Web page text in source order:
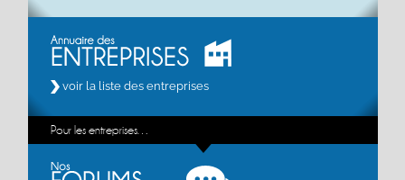
voir la liste des entreprises
Pour les entreprises…